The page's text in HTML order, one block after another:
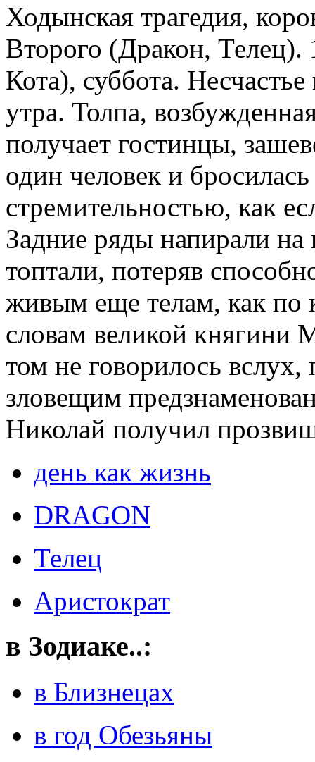
Ходынская трагедия,
Второго (Дракон, Телец).
Кота), суббота.
утра. Толпа,
получает гостинцы,
один человек и
стремительностью, как
Задние ряды напирали на
топтали, потеряв
живым еще телам, как
словам великой княгини
том не говорилось вслух,
зловещим
Николай получил
день как жизнь
DRAGON
Телец
Аристократ
в Зодиаке..:
в Близнецах
в год Обезьяны